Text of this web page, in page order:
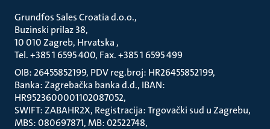
Grundfos Sales Croatia d.o.o.
Buzinski prilaz 38
10 010 Zagreb, Hrvatska
Tel. +385 1 6595 400, Fax. +385 1 6595 499
OIB: 26455852199, PDV reg.broj: HR26455852199
Banka: Zagrebačka banka d.d., IBAN:
HR9523600001102087052
SWIFT: ZABAHR2X, Registracija: Trgovački sud u Zagrebu
MBS: 080697871, MB: 02522748